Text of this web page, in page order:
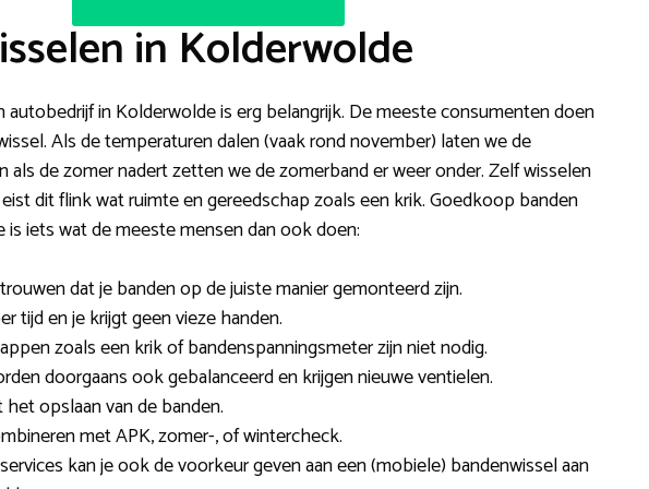
in Kolderwolde
autobedrijf in Kolderwolde is erg belangrijk. De meeste consumenten doen
Als de temperaturen dalen (vaak rond november) laten we de
als de zomer nadert zetten we de zomerband er weer onder. Zelf wisselen
dit flink wat ruimte en gereedschap zoals een krik. Goedkoop banden
iets wat de meeste mensen dan ook doen:
dat je banden op de juiste manier gemonteerd zijn.
tijd en je krijgt geen vieze handen.
zoals een krik of bandenspanningsmeter zijn niet nodig.
doorgaans ook gebalanceerd en krijgen nieuwe ventielen.
opslaan van de banden.
met APK, zomer-, of wintercheck.
kan je ook de voorkeur geven aan een (mobiele) bandenwissel aan